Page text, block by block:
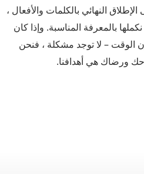
النهائي بالكلمات والأفعال ،
بالمعرفة المناسبة. وإذا كان
الوقت – لا توجد مشكلة ، فنحن
ورضاك هي أهدافنا.